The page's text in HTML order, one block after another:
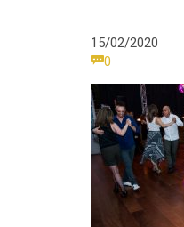
15/02/2020
0